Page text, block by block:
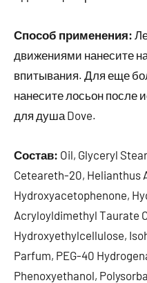
Способ применения:
движениями нанесите
впитывания. Для еще
нанесите лосьон после
для душа Dove.
Состав: Oil, Glyceryl
Ceteareth-20, Helianthus
Hydroxyacetophenone,
Acryloyldimethyl Taurate
Hydroxyethylcellulose,
Parfum, PEG-40
Phenoxyethanol,